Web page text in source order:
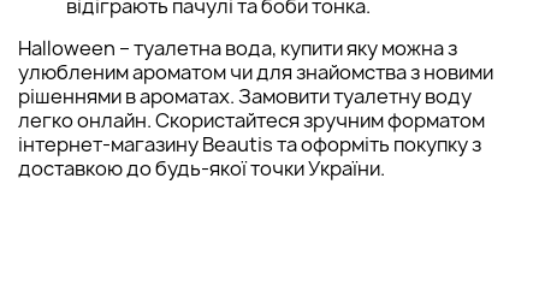
відіграють пачулі та боби тонка.
Halloween – туалетна вода, купити яку можна з
улюбленим ароматом чи для знайомства з новими
рішеннями в ароматах. Замовити туалетну воду
легко онлайн. Скористайтеся зручним форматом
інтернет-магазину Beautis та оформіть покупку з
доставкою до будь-якої точки України.